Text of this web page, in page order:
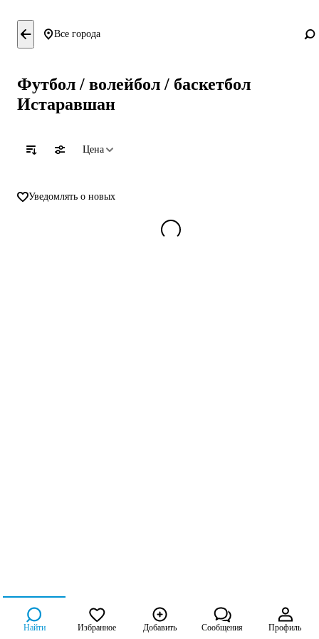
Все города
Футбол / волейбол / баскетбол
Истаравшан
Цена
Уведомлять о новых
Найти Избранное Добавить Сообщения Профиль